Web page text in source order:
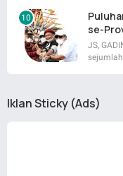
se-
JS,
Iklan Sticky (Ads)